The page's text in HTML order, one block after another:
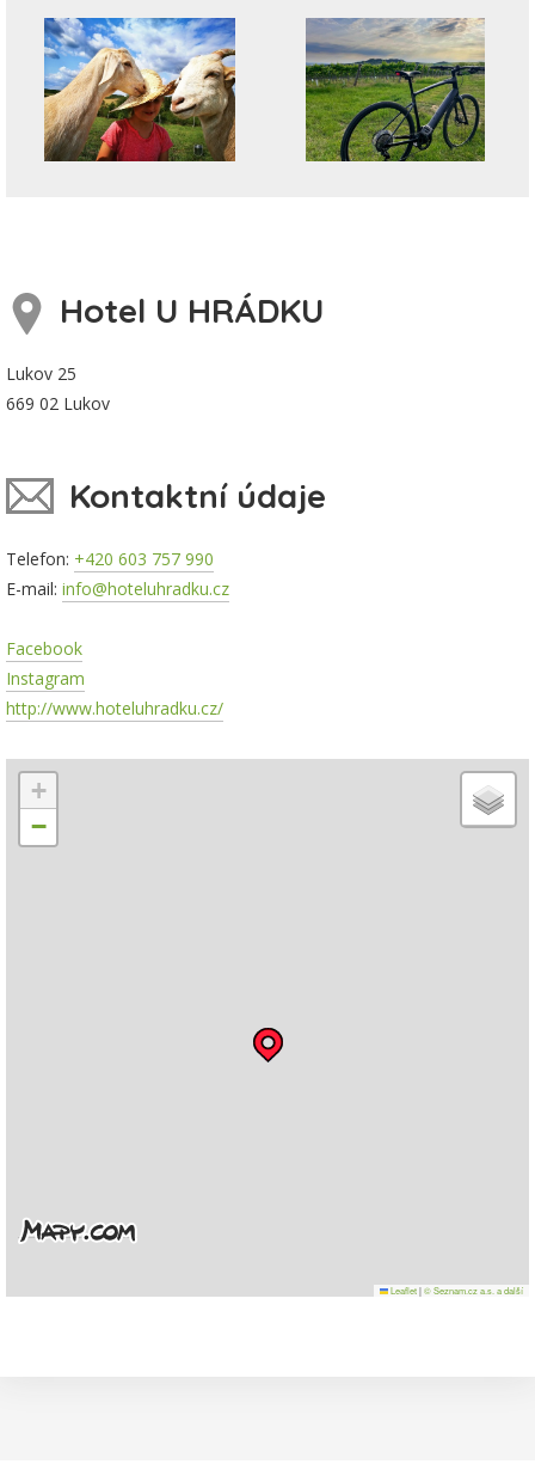
Hotel U HRÁDKU
Lukov 25
669 02 Lukov
Kontaktní údaje
Telefon: +420 603 757 990
E-mail: info@hoteluhradku.cz
Facebook
Instagram
http://www.hoteluhradku.cz/
+
−
Leaflet|© Seznam.cz a.s. a další